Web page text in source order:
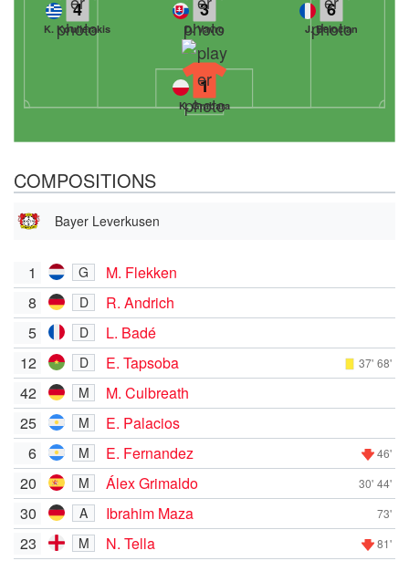
1
K. Grabara
4
K. Koulierakis
3
D. Vavro
6
J. Belocian
COMPOSITIONS
Bayer Leverkusen
1 G
M. Flekken
8
D
R. Andrich
5
D
L. Badé
12
D E. Tapsoba 37' 68'
42 M
M. Culbreath
25
M
E. Palacios
6
M E. Fernandez 46'
20 M Álex Grimaldo 30' 44'
30 A Ibrahim Maza 73'
23 M N. Tella 81'